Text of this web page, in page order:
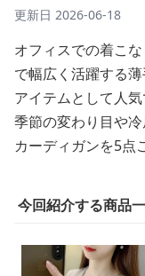
更新日 2026-06-18
オフィスでの着こ
で幅広く活躍する
アイテムとして人気
季節の変わり目や
カーディガンを5点
今回紹介する商品